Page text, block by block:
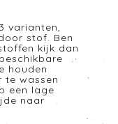
varianten,
stof. Ben
kijk dan
houden
te wassen
een lage
naar